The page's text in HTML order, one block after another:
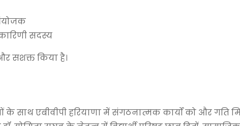
सदस्य
सशक्त किया है।
के साथ एबीवीपी हरियाणा में संगठनात्मक कार्यों को और गति